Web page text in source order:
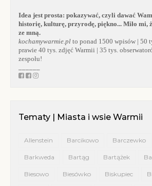
Idea jest prosta: pokazywać, czyli dawać
historię, kulturę, przyrodę, piękno... Miło mi,
ze mną.
kochamywarmie.pl to ponad 1500 wpisów | 50
prawie 40 tys. zdjęć Warmii | 35 tys.
zespołu!
Tematy | Miasta i wsie Warmii
Allenstein Barcikowo Barczewko
Barkweda Bartąg Bartążek
Biesowo Biesówko Biskupiec